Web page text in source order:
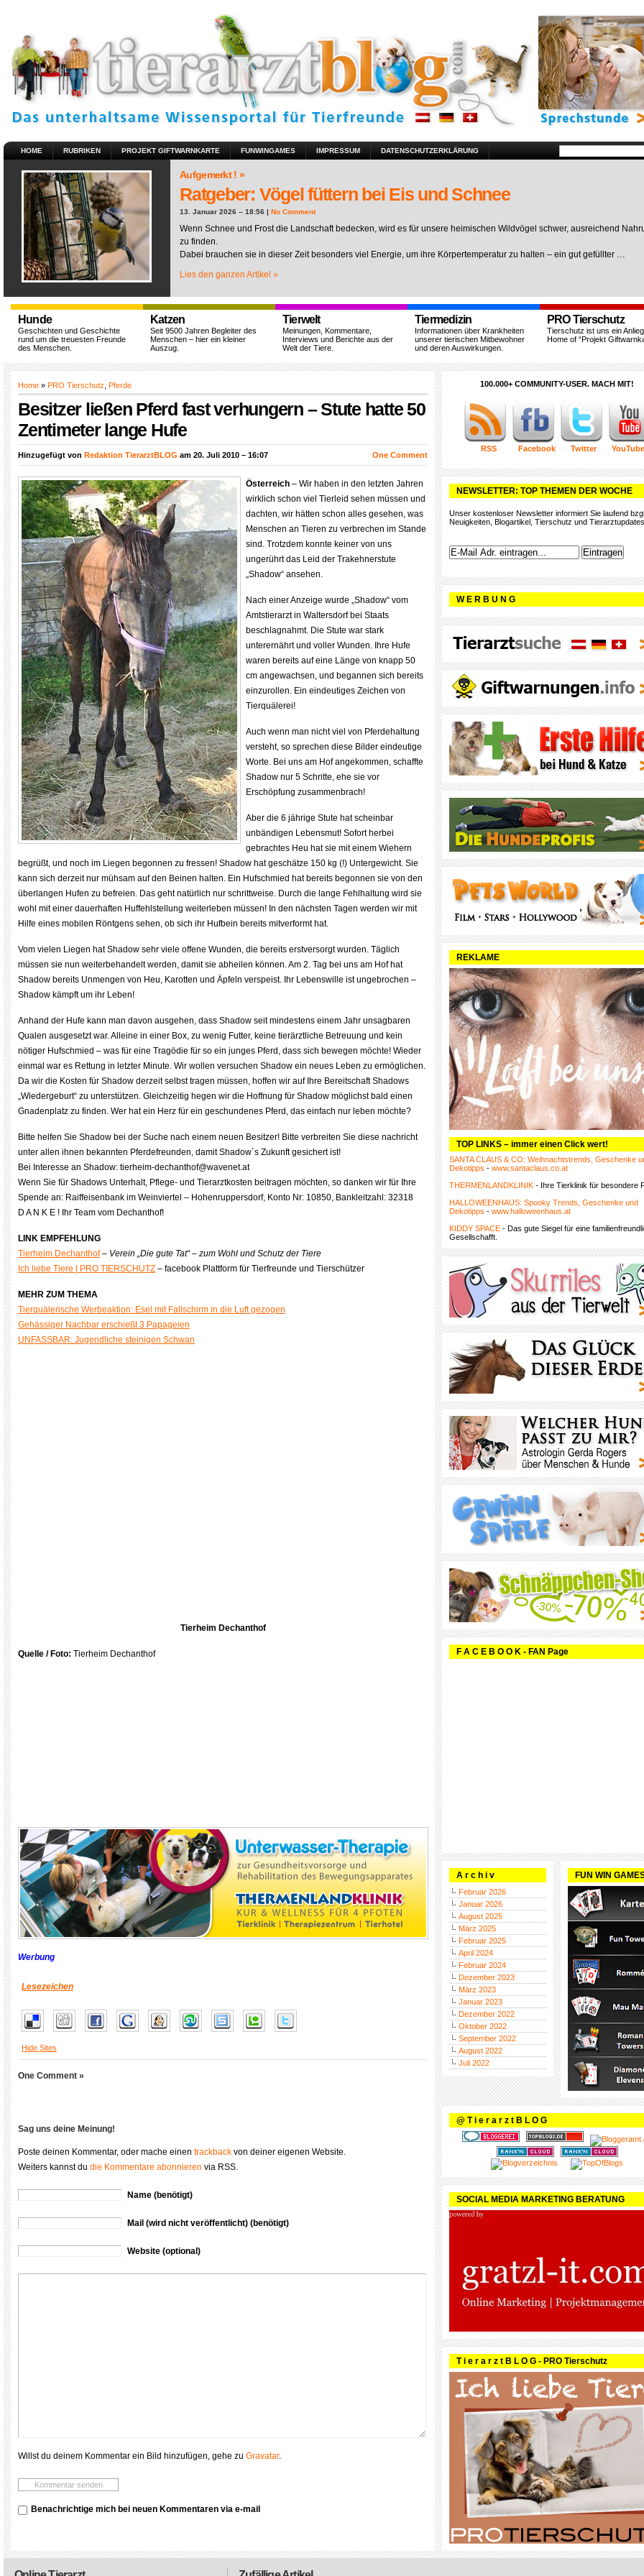
HOME RUBRIKEN PROJEKT GIFTWARNKARTE FUNWINGAMES IMPRESSUM DATENSCHUTZERKLÄRUNG
Aufgemerkt ! »
Ratgeber: Vögel füttern bei Eis und Schnee
13. Januar 2026 – 18:56 | No Comment
Wenn Schnee und Frost die Landschaft bedecken, wird es für unsere heimischen Wildvögel schwer, ausreichend
zu finden.
Dabei brauchen sie in dieser Zeit besonders viel Energie, um ihre Körpertemperatur zu halten – ein gut gefüllter …
Lies den ganzen Artikel »
Hunde
Geschichten und Geschichte
rund um die treuesten Freunde
des Menschen.
Katzen
Seit 9500 Jahren Begleiter des
Menschen – hier ein kleiner
Auszug.
Tierwelt
Meinungen, Kommentare,
Interviews und Berichte aus der
Welt der Tiere.
Tiermedizin
Informationen über Krankheiten
unserer tierischen Mitbewohner
und deren Auswirkungen.
PRO Tierschutz
Tierschutz ist uns ein
Home of “Projekt
Home » PRO Tierschutz Pferde
Besitzer ließen Pferd fast verhungern – Stute hatte 50
Zentimeter lange Hufe
Hinzugefügt von Redaktion TierarztBLOG am 20. Juli 2010 – 16:07 One Comment
Österreich – Wir haben in den letzten Jahren
wirklich schon viel Tierleid sehen müssen und
dachten, wir hätten schon alles gesehen, was
Menschen an Tieren zu verbrechen im Stande
sind. Trotzdem konnte keiner von uns
ungerührt das Leid der Trakehnerstute
„Shadow“ ansehen.
Nach einer Anzeige wurde „Shadow“ vom
Amtstierarzt in Waltersdorf bei Staats
beschlagnahmt. Die Stute war stark
unterernährt und voller Wunden. Ihre Hufe
waren bereits auf eine Länge von knapp 50
cm angewachsen, und begannen sich bereits
einzurollen. Ein eindeutiges Zeichen von
Tierquälerei!
Auch wenn man nicht viel von Pferdehaltung
versteht, so sprechen diese Bilder eindeutige
Worte. Bei uns am Hof angekommen, schaffte
Shadow nur 5 Schritte, ehe sie vor
Erschöpfung zusammenbrach!
Aber die 6 jährige Stute hat scheinbar
unbändigen Lebensmut! Sofort herbei
gebrachtes Heu hat sie mit einem Wiehern
begrüßt, und noch im Liegen begonnen zu fressen! Shadow hat geschätze 150 kg (!) Untergewicht. Sie
kann sich derzeit nur mühsam auf den Beinen halten. Ein Hufschmied hat bereits begonnen sie von den
überlangen Hufen zu befreien. Das geht natürlich nur schrittweise. Durch die lange Fehlhaltung wird sie
wohl mit einer dauerhaften Huffehlstellung weiterleben müssen! In den nächsten Tagen werden wir mit
Hilfe eines mobilen Röntgens sehen, ob sich ihr Hufbein bereits mitverformt hat.
Vom vielen Liegen hat Shadow sehr viele offene Wunden, die bereits erstversorgt wurden. Täglich
müssen sie nun weiterbehandelt werden, damit sie abheilen können. Am 2. Tag bei uns am Hof hat
Shadow bereits Unmengen von Heu, Karotten und Äpfeln verspeist. Ihr Lebenswille ist ungebrochen –
Shadow kämpft um ihr Leben!
Anhand der Hufe kann man davon ausgehen, dass Shadow seit mindestens einem Jahr unsagbaren
Qualen ausgesetzt war. Alleine in einer Box, zu wenig Futter, keine tierärztliche Betreuung und kein
nötiger Hufschmied – was für eine Tragödie für so ein junges Pferd, dass sich bewegen möchte! Wieder
einmal war es Rettung in letzter Minute. Wir wollen versuchen Shadow ein neues Leben zu ermöglichen.
Da wir die Kosten für Shadow derzeit selbst tragen müssen, hoffen wir auf Ihre Bereitschaft Shadows
„Wiedergeburt“ zu unterstützen. Gleichzeitig hegen wir die Hoffnung für Shadow möglichst bald einen
Gnadenplatz zu finden. Wer hat ein Herz für ein geschundenes Pferd, das einfach nur leben möchte?
Bitte helfen Sie Shadow bei der Suche nach einem neuen Besitzer! Bitte verbreiten Sie diese nachricht
unter allen ihnen bekannten Pferdefreunden, damit Shadow´s Zukunft gesichert ist!
Bei Interesse an Shadow: tierheim-dechanthof@wavenet.at
Wenn Sie für Shadows Unterhalt, Pflege- und Tierarztkosten beitragen möchten, so danken wir für Ihre
Spende an: Raiffeisenbank im Weinviertel – Hohenruppersdorf, Konto Nr: 10850, Bankleitzahl: 32318
D A N K E ! Ihr Team vom Dechanthof!
LINK EMPFEHLUNG
Tierheim Dechanthof– Verein „Die gute Tat“ – zum Wohl und Schutz der Tiere
Ich liebe Tiere | PRO TIERSCHUTZ – facebook Plattform für Tierfreunde und Tierschützer
MEHR ZUM THEMA
Tierquälerische Werbeaktion: Esel mit Fallschirm in die Luft gezogen
Gehässiger Nachbar erschießt 3 Papageien
UNFASSBAR: Jugendliche steinigen Schwan
Tierheim Dechanthof
Quelle / Foto: Tierheim Dechanthof
Werbung
Lesezeichen
Hide Sites
One Comment »
Sag uns deine Meinung!
Poste deinen Kommentar, oder mache einen trackback von deiner eigenen Website.
Weiters kannst du die Kommentare abonnieren via RSS.
Name (benötigt)
Mail (wird nicht veröffentlicht) (benötigt)
Website (optional)
Willst du deinem Kommentar ein Bild hinzufügen, gehe zu Gravatar.
Benachrichtige mich bei neuen Kommentaren via e-mail
100.000+ COMMUNITY-USER. MACH MIT!
RSS Facebook Twitter YouTube
NEWSLETTER: TOP THEMEN DER WOCHE
Unser kostenloser Newsletter informiert Sie laufend
Neuigkeiten, Blogartikel, Tierschutz und
W E R B U N G
REKLAME
TOP LINKS – immer einen Click wert!
SANTA CLAUS & CO: Weihnachtstrends, Geschenke
Dekotipps - www.santaclaus.co.at
THERMENLANDKLINIK - Ihre Tierklinik für besondere
HALLOWEENHAUS: Spooky Trends, Geschenke und
Dekotipps - www.halloweenhaus.at
KIDDY SPACE - Das gute Siegel für eine
Gesellschafft.
F A C E B O O K - FAN Page
A r c h i v
Februar 2026
Januar 2026
August 2025
März 2025
Februar 2025
April 2024
Februar 2024
Dezember 2023
März 2023
Januar 2023
Dezember 2022
Oktober 2022
September 2022
August 2022
Juli 2022
FUN WIN
@ T i e r a r z t B L O G
SOCIAL MEDIA MARKETING BERATUNG
T i e r a r z t B L O G - PRO Tierschutz